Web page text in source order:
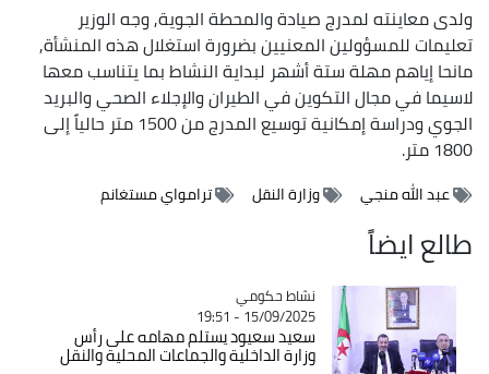
ولدى معاينته لمدرج صيادة والمحطة الجوية, وجه الوزير
تعليمات للمسؤولين المعنيين بضرورة استغلال هذه المنشأة,
مانحا إياهم مهلة ستة أشهر لبداية النشاط بما يتناسب معها
لاسيما في مجال التكوين في الطيران والإجلاء الصحي والبريد
الجوي ودراسة إمكانية توسيع المدرج من 1500 متر حالياً إلى
1800 متر.
عبد الله منجي وزارة النقل ترامواي مستغانم
طالع ايضاً
Catégorie
نشاط حكومي
15/09/2025 - 19:51
سعيد سعيود يستلم مهامه على رأس
وزارة الداخلية والجماعات المحلية والنقل